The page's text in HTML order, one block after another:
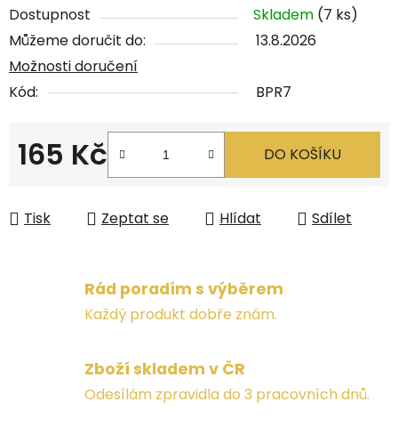
Dostupnost Skladem (7 ks)
Můžeme doručit do:
13.8.2026
Možnosti doručení
Kód:
BPR7
165 Kč DO KOŠÍKU
Tisk Zeptat se Hlídat Sdílet
Rád poradím s výběrem
Každý produkt dobře znám.
Zboží skladem v ČR
Odesílám zpravidla do 3 pracovních dnů.